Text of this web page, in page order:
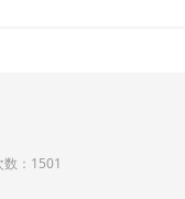
：1501